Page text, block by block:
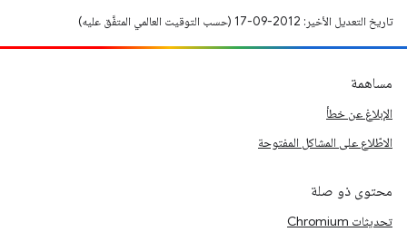
تاريخ التعديل الأخير: 2012-09-17 (حسب التوقيت العالمي المتفَّق عليه)
مساهمة
الإبلاغ عن خطأ
الاطّلاع على المشاكل المفتوحة
محتوى ذو صلة
تحديثات Chromium